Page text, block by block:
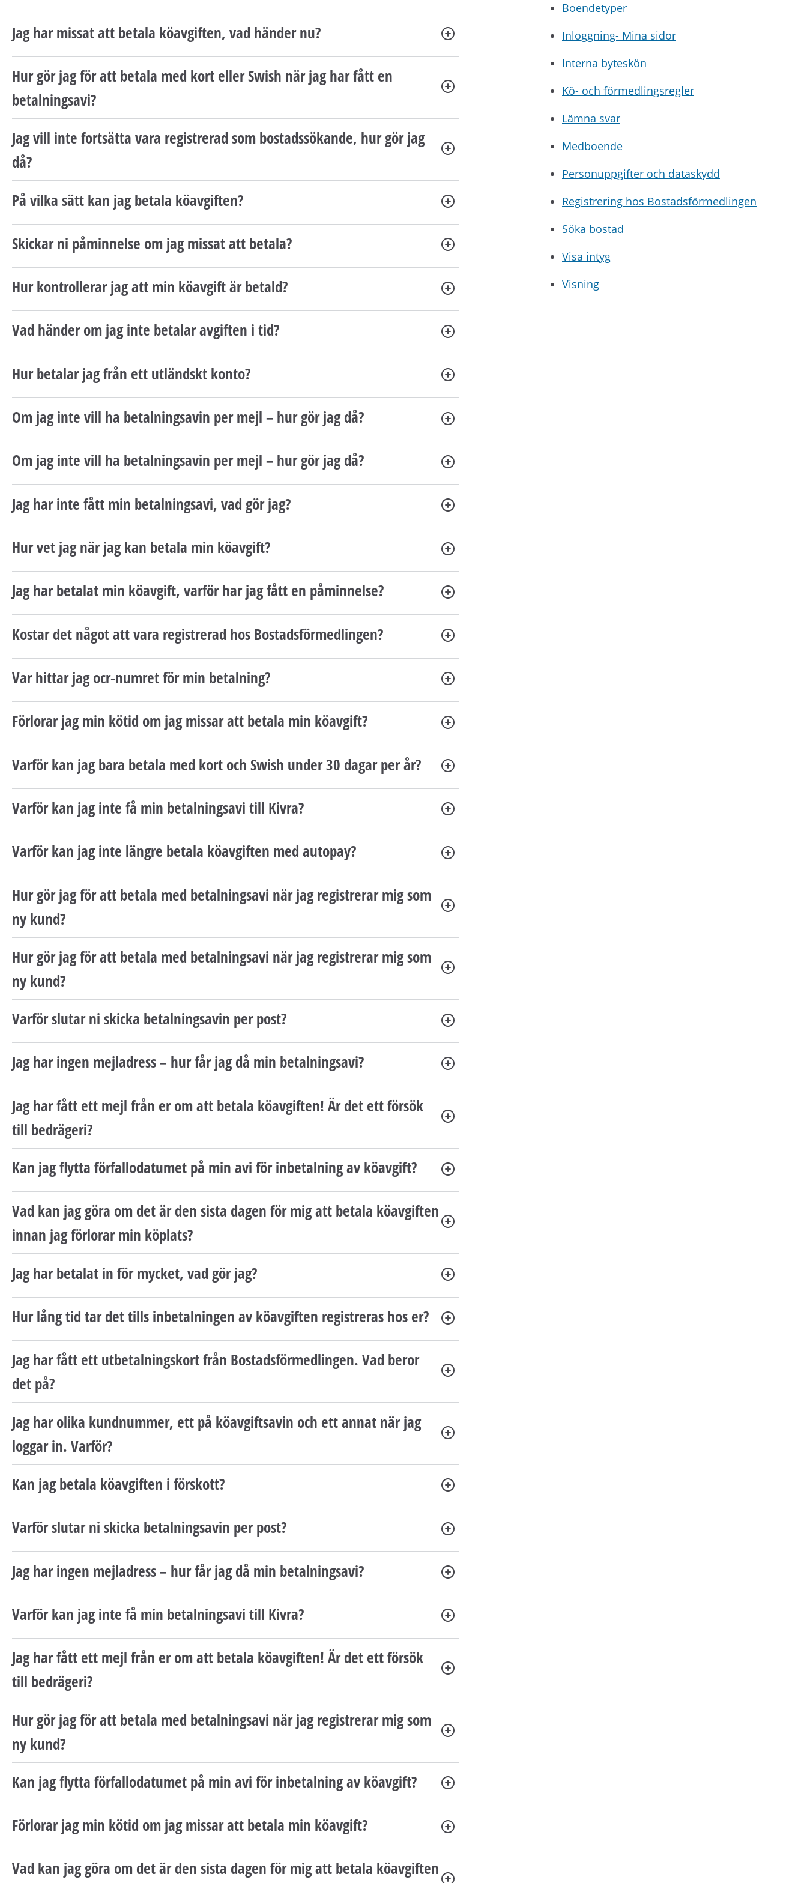
å
e
Jag har missat att betala köavgiften, vad händer nu?
Hur gör jag för att betala med kort eller Swish när jag har fått en
betalningsavi?
Jag vill inte fortsätta vara registrerad som bostadssökande, hur gör jag
då?
På vilka sätt kan jag betala köavgiften?
Skickar ni påminnelse om jag missat att betala?
Hur kontrollerar jag att min köavgift är betald?
Vad händer om jag inte betalar avgiften i tid?
Hur betalar jag från ett utländskt konto?
Om jag inte vill ha betalningsavin per mejl – hur gör jag då?
Om jag inte vill ha betalningsavin per mejl – hur gör jag då?
Jag har inte fått min betalningsavi, vad gör jag?
Hur vet jag när jag kan betala min köavgift?
Jag har betalat min köavgift, varför har jag fått en påminnelse?
Kostar det något att vara registrerad hos Bostadsförmedlingen?
Var hittar jag ocr-numret för min betalning?
Förlorar jag min kötid om jag missar att betala min köavgift?
Varför kan jag bara betala med kort och Swish under 30 dagar per år?
Varför kan jag inte få min betalningsavi till Kivra?
Varför kan jag inte längre betala köavgiften med autopay?
Hur gör jag för att betala med betalningsavi när jag registrerar mig som
ny kund?
Hur gör jag för att betala med betalningsavi när jag registrerar mig som
ny kund?
Varför slutar ni skicka betalningsavin per post?
Jag har ingen mejladress – hur får jag då min betalningsavi?
Jag har fått ett mejl från er om att betala köavgiften! Är det ett försök
till bedrägeri?
Kan jag flytta förfallodatumet på min avi för inbetalning av köavgift?
Vad kan jag göra om det är den sista dagen för mig att betala köavgiften
innan jag förlorar min köplats?
Jag har betalat in för mycket, vad gör jag?
Hur lång tid tar det tills inbetalningen av köavgiften registreras hos er?
Jag har fått ett utbetalningskort från Bostadsförmedlingen. Vad beror
det på?
Jag har olika kundnummer, ett på köavgiftsavin och ett annat när jag
loggar in. Varför?
Kan jag betala köavgiften i förskott?
Varför slutar ni skicka betalningsavin per post?
Jag har ingen mejladress – hur får jag då min betalningsavi?
Varför kan jag inte få min betalningsavi till Kivra?
Jag har fått ett mejl från er om att betala köavgiften! Är det ett försök
till bedrägeri?
Hur gör jag för att betala med betalningsavi när jag registrerar mig som
ny kund?
Kan jag flytta förfallodatumet på min avi för inbetalning av köavgift?
Förlorar jag min kötid om jag missar att betala min köavgift?
Vad kan jag göra om det är den sista dagen för mig att betala köavgiften
Boendetyper
Inloggning- Mina sidor
Interna byteskön
Kö- och förmedlingsregler
Lämna svar
Medboende
Personuppgifter och dataskydd
Registrering hos Bostadsförmedlingen
Söka bostad
Visa intyg
Visning